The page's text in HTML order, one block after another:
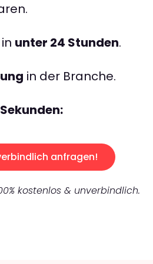
unter 24 Stunden.
in der Branche.
anfragen!
kostenlos & unverbindlich.